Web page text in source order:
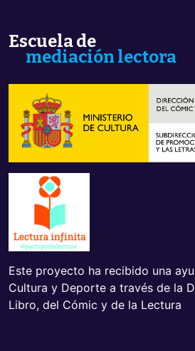
Escuela de
mediación lectora
Este proyecto ha recibido una
Cultura y Deporte a través de la
Libro, del Cómic y de la Lectura